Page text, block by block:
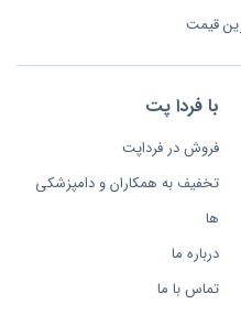
قیمت
با فردا پت
فروش در فرداپت
تخفیف به همکاران و دامپزشکی
ها
درباره ما
تماس با ما